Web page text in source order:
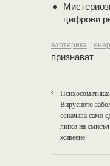
цифрови
езотерика
признават
Психосоматика:
Вирусното
означава само
липса на
живеене